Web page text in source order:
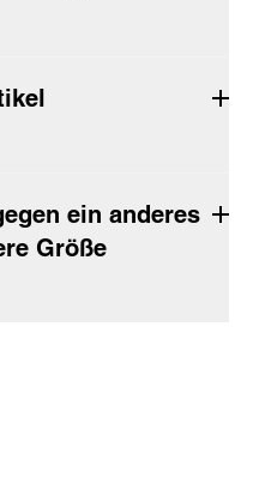
ein anderes
Größe